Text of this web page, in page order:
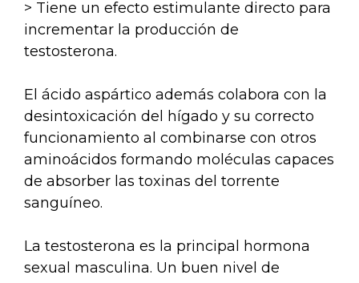
> Tiene un efecto estimulante directo para
incrementar la producción de
testosterona.
El ácido aspártico además colabora con la
desintoxicación del hígado y su correcto
funcionamiento al combinarse con otros
aminoácidos formando moléculas capaces
de absorber las toxinas del torrente
sanguíneo.
La testosterona es la principal hormona
sexual masculina. Un buen nivel de